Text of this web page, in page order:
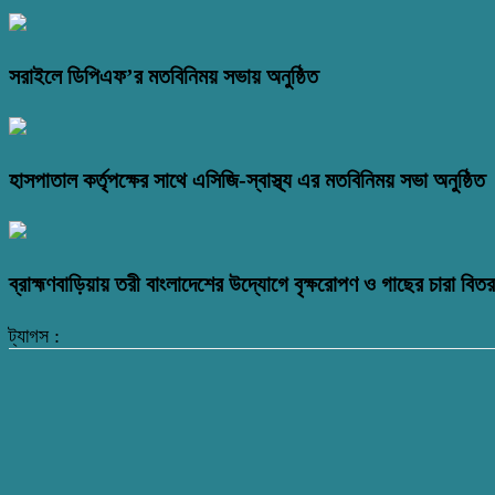
সরাইলে ডিপিএফ’র মতবিনিময় সভায় অনুষ্ঠিত
হাসপাতাল কর্তৃপক্ষের সাথে এসিজি-স্বাস্থ্য এর মতবিনিময় সভা অনুষ্ঠিত
ব্রাহ্মণবাড়িয়ায় তরী বাংলাদেশের উদ্যোগে বৃক্ষরোপণ ও গাছের চারা
ট্যাগস :